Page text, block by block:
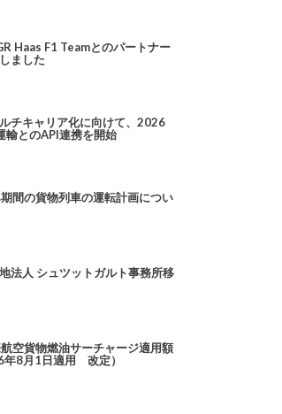
Haas F1 Teamとのパートナー
ました
チキャリア化に向けて、2026
輸とのAPI連携を開始
間の貨物列車の運転計画につい
法人 シュツットガルト事務所移
空貨物燃油サーチャージ適用額
8月1日適用 改定）